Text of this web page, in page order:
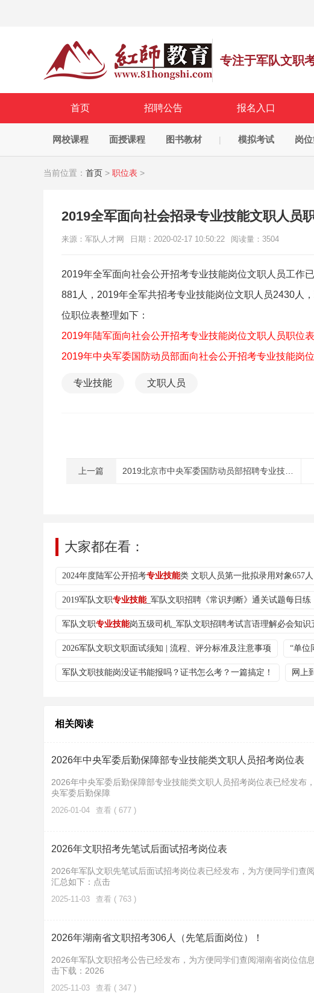
专注于军队文职
首页 招聘公告 报名入口
网校课程 面授课程 图书教材 | 模拟考试 岗
当前位置： 首页 > 职位表 >
2019全军面向社会招录专业技能文职人员
来源：军队人才网 日期：2020-02-17 10:50:22 阅读量： 3504
2019年全军面向社会公开招考专业技能岗位文职人员工作
881人，2019年全军共招考专业技能岗位文职人员2430人
位职位表整理如下：
2019年陆军面向社会公开招考专业技能岗位文职人员职位表
2019年中央军委国防动员部面向社会公开招考专业技能岗
专业技能 文职人员
上一篇 2019北京市中央军委国防动员部招聘专业技术岗位文职人员
大家都在看：
2024年度陆军公开招考专业技能类 文职人员第一批拟录用对象657人
2019军队文职专业技能_军队文职招聘《常识判断》通关试题每日练
军队文职专业技能岗五级司机_军队文职招聘考试言语理解必会知识
2026军队文职文职面试须知 | 流程、评分标准及注意事项 “单位
军队文职技能岗没证书能报吗？证书怎么考？一篇搞定！ 网上
相关阅读
2026年中央军委后勤保障部专业技能类文职人员招考岗位表
2026年中央军委后勤保障部专业技能类文职人员招考岗位表已经发布
央军委后勤保障
2026-01-04 查看 ( 677 )
2026年文职招考先笔试后面试招考岗位表
2026年军队文职先笔试后面试招考岗位表已经发布，为方便同学们
汇总如下：点击
2025-11-03 查看 ( 763 )
2026年湖南省文职招考306人（先笔后面岗位）！
2026年军队文职招考公告已经发布，为方便同学们查阅湖南省岗位
击下载：2026
2025-11-03 查看 ( 347 )